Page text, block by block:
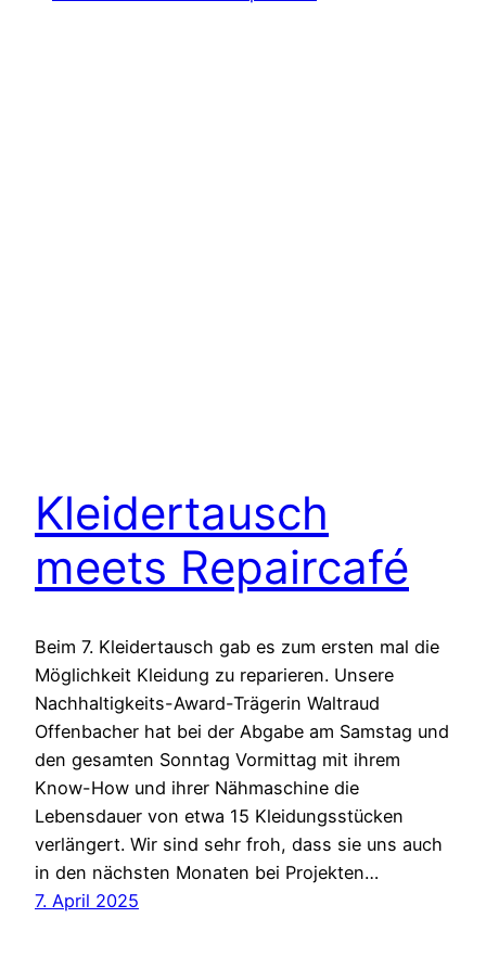
Kleidertausch
meets Repaircafé
Beim 7. Kleidertausch gab es zum ersten mal die
Möglichkeit Kleidung zu reparieren. Unsere
Nachhaltigkeits-Award-Trägerin Waltraud
Offenbacher hat bei der Abgabe am Samstag und
den gesamten Sonntag Vormittag mit ihrem
Know-How und ihrer Nähmaschine die
Lebensdauer von etwa 15 Kleidungsstücken
verlängert. Wir sind sehr froh, dass sie uns auch
in den nächsten Monaten bei Projekten…
7. April 2025